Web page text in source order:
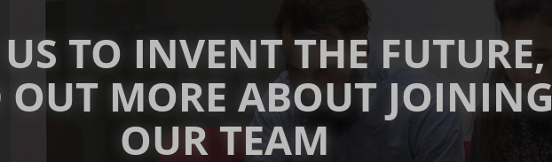
TO INVENT THE FUTURE,
OUT MORE ABOUT JOINING
OUR TEAM